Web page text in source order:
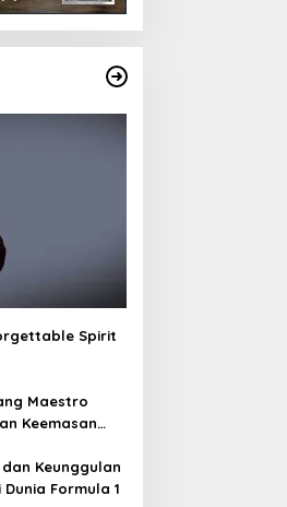
Spirit
Maestro
Keemasan
Keunggulan
Formula 1